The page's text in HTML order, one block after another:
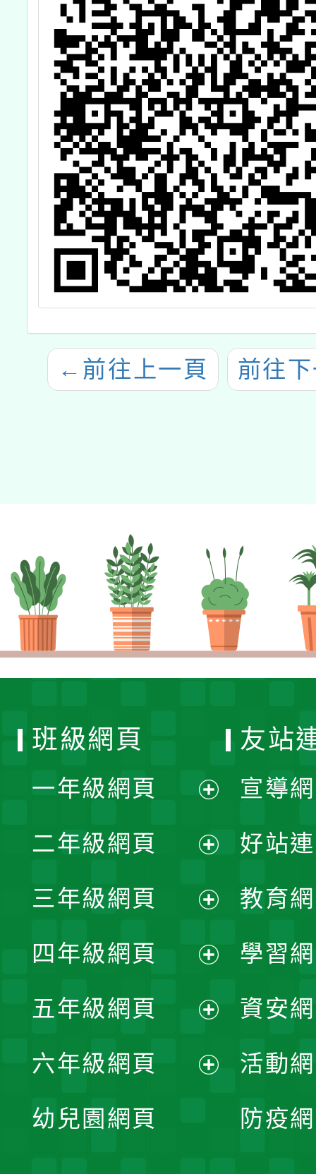
← 前往上一頁 前往
班級網頁
一年級網頁
開
選
單
二年級網頁
開
選
單
三年級網頁
開
選
單
四年級網頁
開
選
五年級網頁
開
六年級網頁
幼兒園網頁
友站
宣導
好站
教育
學習
資安
活動
防疫